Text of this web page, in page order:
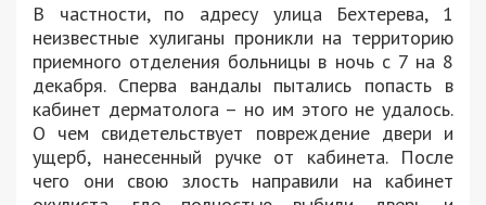
В частности, по адресу улица Бехтерева, 1
неизвестные хулиганы проникли на территорию
приемного отделения больницы в ночь с 7 на 8
декабря. Сперва вандалы пытались попасть в
кабинет дерматолога – но им этого не удалось.
О чем свидетельствует повреждение двери и
ущерб, нанесенный ручке от кабинета. После
чего они свою злость направили на кабинет